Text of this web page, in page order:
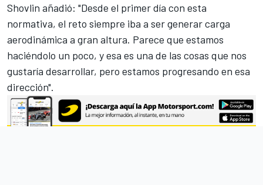
Shovlin añadió: "Desde el primer día con esta
normativa, el reto siempre iba a ser generar carga
aerodinámica a gran altura. Parece que estamos
haciéndolo un poco, y esa es una de las cosas que nos
gustaría desarrollar, pero estamos progresando en esa
dirección".